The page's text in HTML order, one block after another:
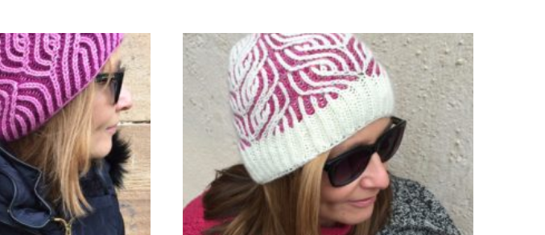
Dieses Produkt weist mehrere Varianten auf. Die Optionen können auf der Produktseite gewählt werden Dieses Produkt weist mehrere Varianten auf. Die Optionen können auf der Produktseite gewählt werden